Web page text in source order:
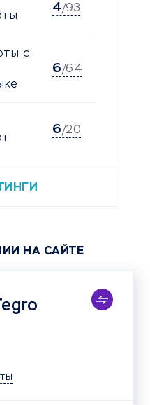
4/93
с
6/64
6/20
НА САЙТЕ